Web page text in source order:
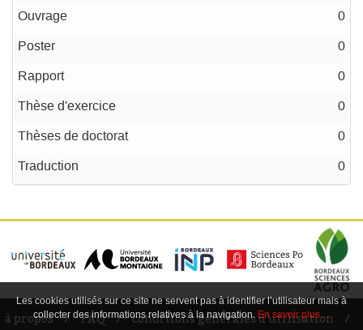
Ouvrage 0
Poster 0
Rapport 0
Thèse d'exercice 0
Thèses de doctorat 0
Traduction 0
à propos FAQ
conditions générales d'utilisation
Les cookies utilisés sur ce site ne servent pas à identifier l’utilisateur mais à
collecter des informations relatives à la navigation. En savoir plus…